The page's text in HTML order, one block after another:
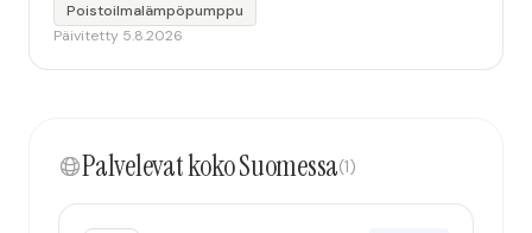
Poistoilmalämpöpumppu
Päivitetty 5.8.2026
Palvelevat koko Suomessa(1)